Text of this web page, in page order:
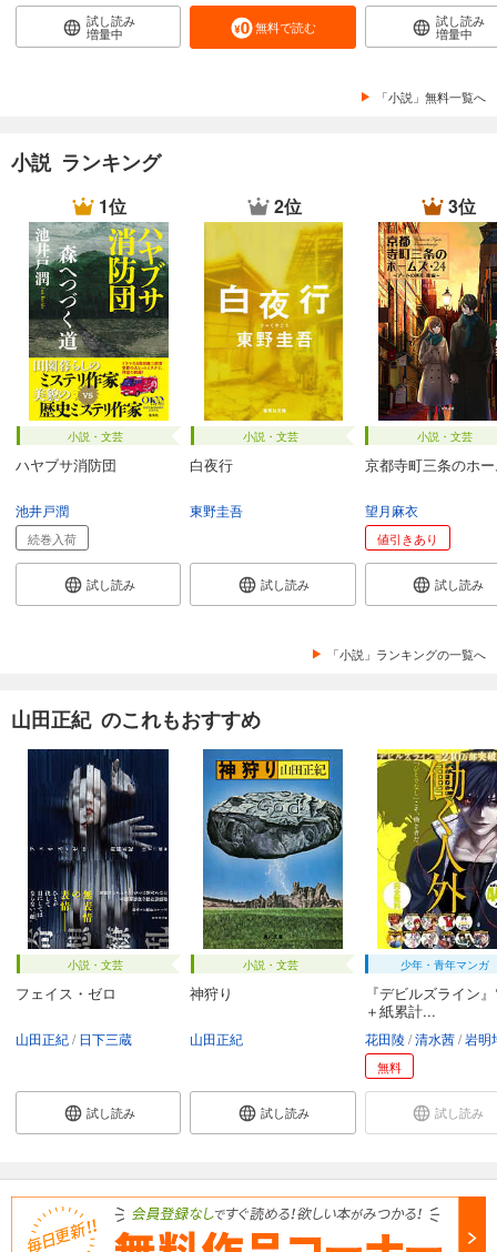
試し読み
増量中 無料で読む 試し読み
増量中
「小説」無料一覧へ
小説 ランキング
1位
小説・文芸
ハヤブサ消防団
池井戸潤
続巻入荷
試し読み
2位
小説・文芸
白夜行
東野圭吾
試し読み
3位
小説・文芸
京都寺町三条のホ
望月麻衣
値引きあり
試し読み
「小説」ランキングの一覧へ
山田正紀 のこれもおすすめ
小説・文芸
フェイス・ゼロ
山田正紀 日下三蔵
試し読み
小説・文芸
神狩り
山田正紀
試し読み
少年・青年マンガ
『デビルズライン
＋紙累計...
花田陵 清水茜 岩明
無料
試し読み